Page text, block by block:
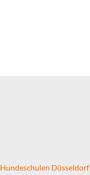
Hundeschulen Düsseldorf